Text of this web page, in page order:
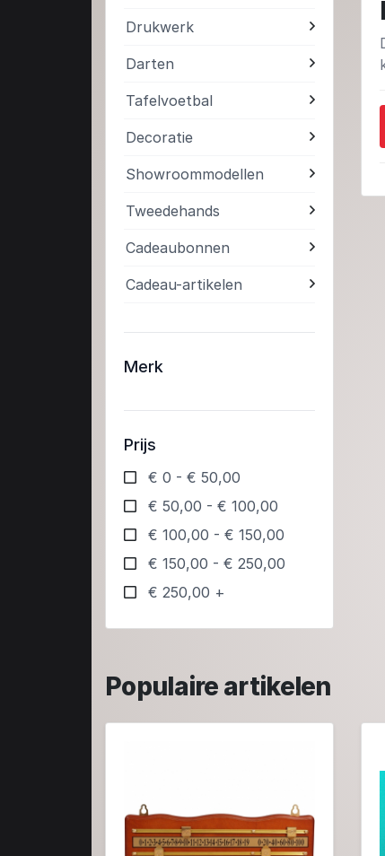
Drukwerk
Darten
Tafelvoetbal
Decoratie
Showroommodellen
Tweedehands
Cadeaubonnen
Cadeau-artikelen
Merk
Prijs
€ 0 - € 50,00
€ 50,00 - € 100,00
€ 100,00 - € 150,00
€ 150,00 - € 250,00
€ 250,00 +
Populaire artikelen